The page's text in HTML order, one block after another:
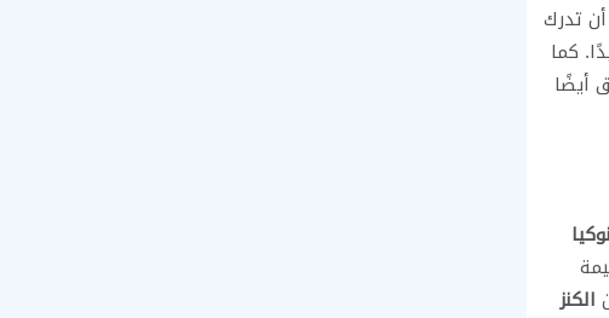
تدرك
كما
أيضًا
الكنز